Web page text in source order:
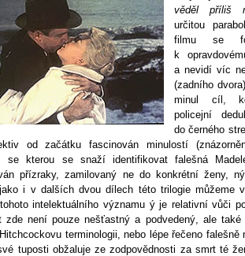
věděl příliš
určitou
filmu se
k
a nevidí víc
(zadního
minul cíl,
policejní
do černého
od začátku fascinován minulostí
se kterou se snaží identifikovat falešná
přízraky, zamilovaný ne do konkrétní ženy,
i v dalších dvou dílech této trilogie můžeme
intelektuálního významu ý je relativní vůči
zde není pouze nešťastný a podvedený, ale také
terminologii, nebo lépe řečeno falešně
tuposti obžaluje ze zodpovědnosti za smrt té